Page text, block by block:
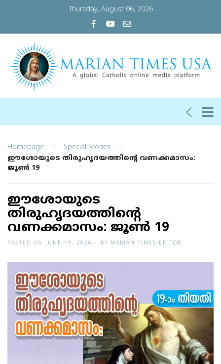
Thursday, August 06, 2026
Homepage > Special Stories >
ഈശോയുടെ തിരുഹൃദയത്തിന്റെ വണക്കമാസം:
ജൂണ്‍ 19
ഈശോയുടെ
തിരുഹൃദയത്തിന്റെ
വണക്കമാസം: ജൂണ്‍ 19
POSTED ON JUNE 19, 2026 BY MARIAN TIMES EDITOR